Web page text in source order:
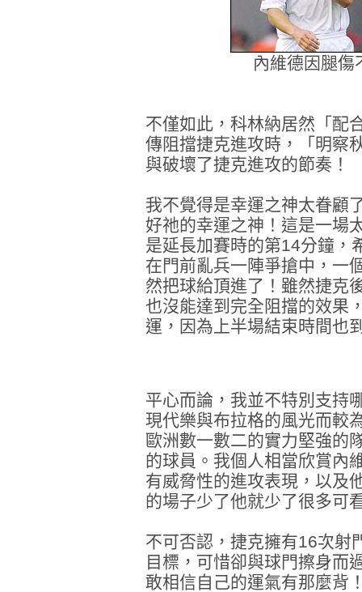
內維德因腿傷
不僅如此，科林納居然「配
傳阻擋捷克進攻時，「明察
與破壞了捷克進攻的節奏！
我不覺得是幸運之神太眷顧
好祂的幸運之神！這是一場
是延長加賽時的第14分鐘，
在門前亂兵一陣爭搶中，一
然把球給頂進了！雖然捷克
也沒能達到完全阻擋的效果
運，因為上半場結束時間也
平心而論，我並不特別支持
現代樂與布拉格的風光而較
歐洲數一數二的實力堅強的
的球員。我個人相當欣賞內
有威脅性的進攻表現，以及
的場子少了他就少了很多可
不可否認，捷克擁有16次射
目標，可惜卻與球門擦身而
敢相信自己的運氣有那麼背